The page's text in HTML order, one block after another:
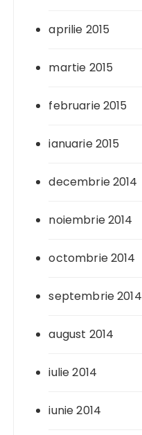
aprilie 2015
martie 2015
februarie 2015
ianuarie 2015
decembrie 2014
noiembrie 2014
octombrie 2014
septembrie 2014
august 2014
iulie 2014
iunie 2014